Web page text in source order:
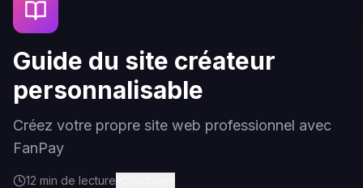
Guide du site créateur
personnalisable
Créez votre propre site web professionnel avec
FanPay
12 min de lecture